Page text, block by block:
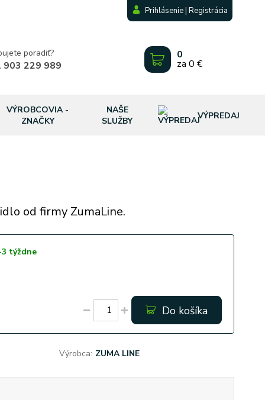
Prihlásenie | Registrácia
poradiť?
903 229 989
0
za 0 €
VÝROBCOVIA -
ZNAČKY
NAŠE
SLUŽBY
VÝPREDAJ
od firmy ZumaLine.
3 týždne
Do košíka
Výrobca: ZUMA LINE